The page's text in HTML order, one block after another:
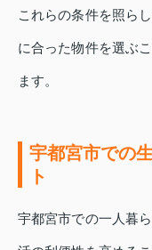
これらの条件を照ら
に合った物件を選ぶ
ます。
宇都宮市での
ト
宇都宮市での一人暮